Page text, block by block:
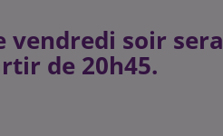
vendredi soir sera
de 20h45.